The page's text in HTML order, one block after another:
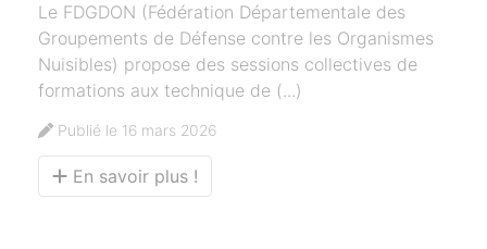
Le FDGDON (Fédération Départementale des
Groupements de Défense contre les Organismes
Nuisibles) propose des sessions collectives de
formations aux technique de (...)
Publié le 16 mars 2026
En savoir plus !